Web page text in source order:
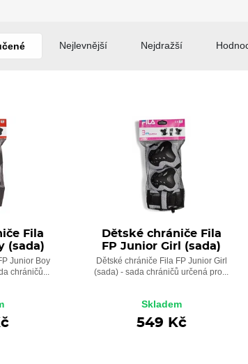
5
Nejlevnější Nejdražší
Fila
(sada)
Junior Boy
chráničů...
Dětské chrániče Fila
FP Junior Girl (sada)
Dětské chrániče Fila FP Junior Girl
(sada) - sada chráničů určená pro...
Skladem
549 Kč